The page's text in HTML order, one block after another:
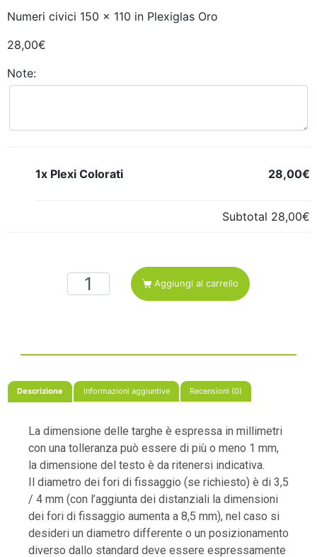
Numeri civici 150 x 110 in Plexiglas Oro
28,00€
Note:
1x Plexi Colorati 28,00€
Subtotal 28,00€
Aggiungi al carrello
Descrizione Informazioni aggiuntive Recensioni (0)
La dimensione delle targhe è espressa in millimetri
con una tolleranza può essere di più o meno 1 mm,
la dimensione del testo è da ritenersi indicativa.
Il diametro dei fori di fissaggio (se richiesto) è di 3,5
/ 4 mm (con l’aggiunta dei distanziali la dimensioni
dei fori di fissaggio aumenta a 8,5 mm), nel caso si
desideri un diametro differente o un posizionamento
diverso dallo standard deve essere espressamente